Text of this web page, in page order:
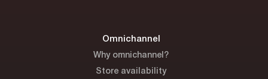
Omnichannel
Why omnichannel?
Store availability